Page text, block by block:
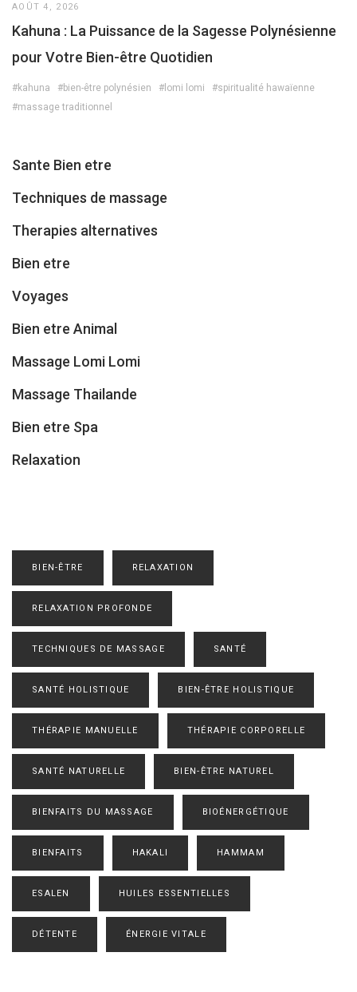
AOÛT 4, 2026
Kahuna : La Puissance de la Sagesse Polynésienne
pour Votre Bien-être Quotidien
#kahuna #bien-être polynésien #lomi lomi
#spiritualité hawaïenne
#massage traditionnel
Sante Bien etre
Techniques de massage
Therapies alternatives
Bien etre
Voyages
Bien etre Animal
Massage Lomi Lomi
Massage Thailande
Bien etre Spa
Relaxation
BIEN-ÊTRE RELAXATION
RELAXATION PROFONDE
TECHNIQUES DE MASSAGE SANTÉ
SANTÉ HOLISTIQUE BIEN-ÊTRE HOLISTIQUE
THÉRAPIE MANUELLE THÉRAPIE CORPORELLE
SANTÉ NATURELLE BIEN-ÊTRE NATUREL
BIENFAITS DU MASSAGE BIOÉNERGÉTIQUE
BIENFAITS HAKALI HAMMAM
ESALEN HUILES ESSENTIELLES
DÉTENTE ÉNERGIE VITALE